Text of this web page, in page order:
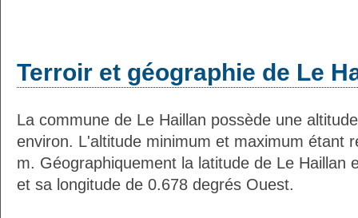
Terroir et géographie de Le
La commune de Le Haillan possède une
environ. L'altitude minimum et maximum étant
m. Géographiquement la latitude de Le Haillan
et sa longitude de 0.678 degrés Ouest.